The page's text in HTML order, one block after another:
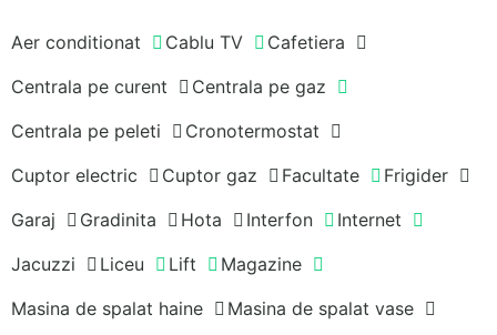
Aer conditionat Cablu TV
Cafetiera
Centrala pe curent
Centrala pe gaz
Centrala pe peleti
Cronotermostat
Cuptor electric
Cuptor gaz Facultate
Frigider
Garaj
Gradinita Hota Interfon
Internet
Jacuzzi
Liceu Lift
Magazine
Masina de spalat haine
Masina de spalat vase